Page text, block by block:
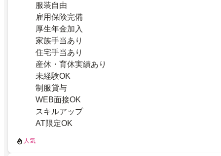
服装自由
雇用保険完備
厚生年金加入
家族手当あり
住宅手当あり
産休・育休実績あり
未経験OK
制服貸与
WEB面接OK
スキルアップ
AT限定OK
人気